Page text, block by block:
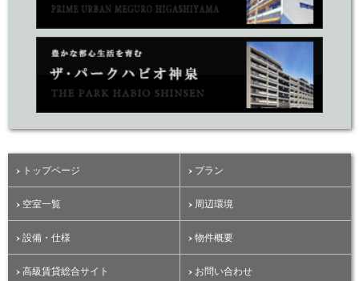
トップページ プラン
空室一覧 周辺環境
設備・仕様 物件概要
高級賃貸総合サイト お問い合わせ